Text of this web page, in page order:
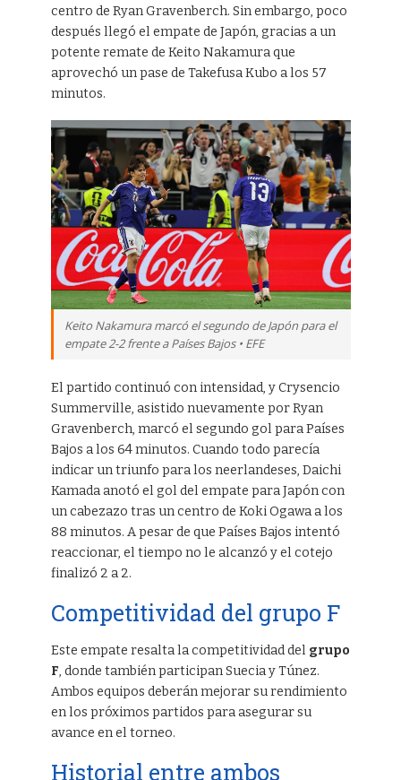
centro de Ryan Gravenberch. Sin embargo, poco
después llegó el empate de Japón, gracias a un
potente remate de Keito Nakamura que
aprovechó un pase de Takefusa Kubo a los 57
minutos.
Keito Nakamura marcó el segundo de Japón para el
empate 2-2 frente a Países Bajos • EFE
El partido continuó con intensidad, y Crysencio
Summerville, asistido nuevamente por Ryan
Gravenberch, marcó el segundo gol para Países
Bajos a los 64 minutos. Cuando todo parecía
indicar un triunfo para los neerlandeses, Daichi
Kamada anotó el gol del empate para Japón con
un cabezazo tras un centro de Koki Ogawa a los
88 minutos. A pesar de que Países Bajos intentó
reaccionar, el tiempo no le alcanzó y el cotejo
finalizó 2 a 2.
Competitividad del grupo F
Este empate resalta la competitividad del grupo
F, donde también participan Suecia y Túnez.
Ambos equipos deberán mejorar su rendimiento
en los próximos partidos para asegurar su
avance en el torneo.
Historial entre ambos